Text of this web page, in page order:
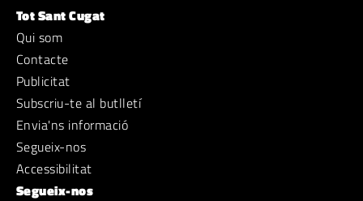
Tot Sant Cugat
Qui som
Contacte
Publicitat
Subscriu-te al butlletí
Envia'ns informació
Segueix-nos
Accessibilitat
Segueix-nos